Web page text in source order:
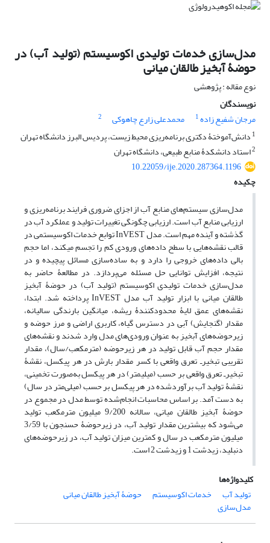
مدل‌سازی خدمات تولیدی اکوسیستم (تولید آب) در
حوضۀ آبخیز طالقان میانی
نوع مقاله : پژوهشی
نویسندگان
مرجان شفیع زاده1 محمدعلی زارع چاهوکی
2
1 دانش‌آمو‌ختۀ دکتری برنامه‌ریزی محیط زیست، پردیس البرز دانشگاه تهران
2استاد دانشکدۀ منابع طبیعی، دانشگاه تهران
10.22059/ije.2020.287364.1196
چکیده
مدل‌سازی سیستم‌های منابع آب از اجزای ضروری فرایند برنامه‌ریزی و
ارزیابی منابع آب است. ارزیابی چگونگی تغییرات تولید و عملکرد آب در
گذشته و آینده مهم است. مدل InVEST توابع خدمات اکوسیستمی در
قالب نقشه‌هایی با سطح داده‌های ورودی کم را تجسم می‏کند، اما حجم
بالی داده‌های خروجی را دارد و به ساده‌سازی مسائل پیچیده و در
نتیجه، افزایش توانایی حل مسئله می‌پردازد. در مطالعۀ حاضر به
مدل‌سازی خدمات تولیدی اکوسیستم (تولید آب) در حوضۀ آبخیز
طالقان میانی با ابزار تولید آب مدل InVEST پرداخته شد. ابتدا،
نقشه‌های عمق لایۀ محدودکنندۀ ریشه، میانگین بارندگی سالیانه،
مقدار (گنجایش) آبی در دسترس گیاه، کاربری اراضی و مرز حوضه و
زیرحوضه‌های آبخیز به عنوان ورودی‌های مدل وارد شدند و نقشه‌های
مقدار حجم آب قابل تولید در هر زیرحوضه (مترمکعب/سال)، مقدار
تقریبی تبخیر‌ـ تعرق واقعی با کسر مقدار بارش در هر پیکسل، نقشۀ
تبخیر‌ـ تعرق واقعی بر حسب (میلی‏متر) در هر پیکسل به‌صورت تخمینی،
نقشۀ تولید آب برآوردشده در هر پیکسل بر حسب (میلی‌متر در سال)
به دست آمد. بر اساس محاسبات انجام‌شده توسط مدل در مجموع در
حوضۀ آبخیز طالقان میانی، سالانه 9/200 میلیون مترمکعب تولید
می‌شود که بیشترین مقدار تولید آب، در زیرحوضۀ حسنجون با 3/59
میلیون مترمکعب در سال و کمترین میزان تولید آب، در زیرحوضه‌های
دنبلید، زیدشت 1 و زیدشت 2 است.
کلیدواژه‌ها
تولید آب
خدمات اکوسیستم حوضۀ آبخیز طالقان میانی
مدل‌سازی